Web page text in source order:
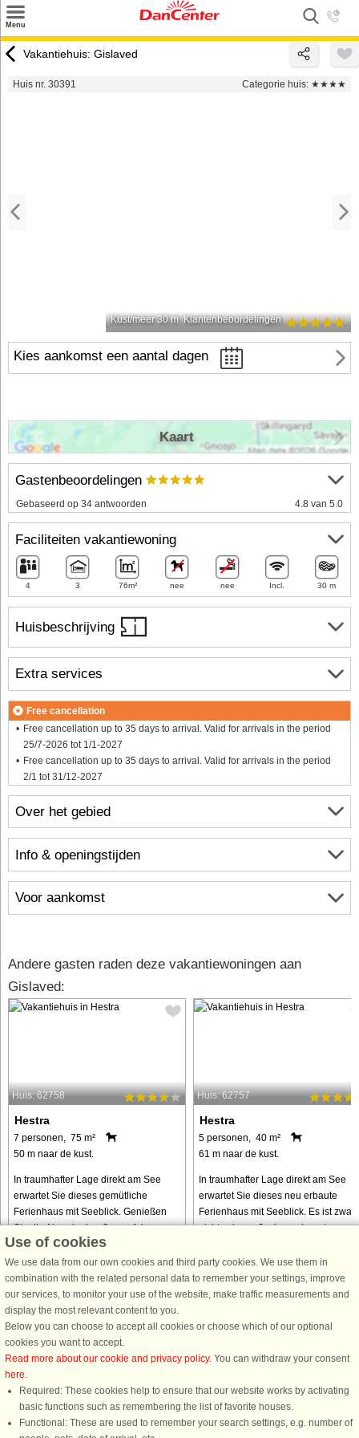
Menu
Inspiratie
Vakantiehuis: Gislaved
Huis nr. 30391 Categorie huis: ★★★★
Kust/meer 30 m Klantenbeoordelingen
Kies aankomst een aantal dagen
Huisbeschrijving
Over het gebied
Info & openingstijden
Voor aankomst
Gastenbeoordelingen
Gebaseerd op 34 antwoorden 4.8 van 5.0
Faciliteiten vakantiewoning
4 3 76m² nee nee Incl. 30 m
Extra services
Free cancellation
Free cancellation up to 35 days to arrival. Valid for arrivals in the period
25/7-2026 tot 1/1-2027
Free cancellation up to 35 days to arrival. Valid for arrivals in the period
2/1 tot 31/12-2027
Kaart
Andere gasten raden deze vakantiewoningen aan
Gislaved:
Huis: 62758
Hestra
7 personen, 75 m²
50 m naar de kust.
In traumhafter Lage direkt am See
erwartet Sie dieses gemütliche
Ferienhaus mit Seeblick. Genießen
Sie die Abende draußen auf der
großen, verglasten Terrasse mit
demselben herrlichen Ausblick! Von
hier ...
van € 865
Huis: 62757
Hestra
5 personen, 40 m²
61 m naar de kust.
In traumhafter Lage direkt am See
erwartet Sie dieses neu erbaute
Ferienhaus mit Seeblick. Es ist zwar
nicht sehr groß, aber sehr gut
über eine kleine Küche mit
angrenzendem ...
van € 634
Use of cookies
We use data from our own cookies and third party cookies. We use them in
combination with the related personal data to remember your settings, improve
our services, to monitor your use of the website, make traffic measurements and
display the most relevant content to you.
Below you can choose to accept all cookies or choose which of our optional
cookies you want to accept.
Read more about our cookie and privacy policy. You can withdraw your consent
here.
Required: These cookies help to ensure that our website works by activating
basic functions such as remembering the list of favorite houses.
Functional: These are used to remember your search settings, e.g. number of